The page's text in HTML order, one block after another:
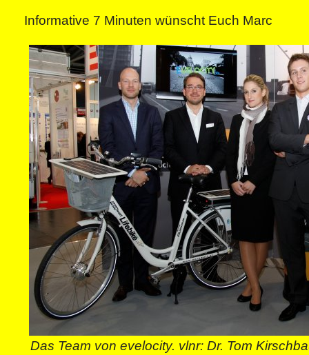
Informative 7 Minuten wünscht Euch Marc
Das Team von evelocity. vlnr: Dr. Tom